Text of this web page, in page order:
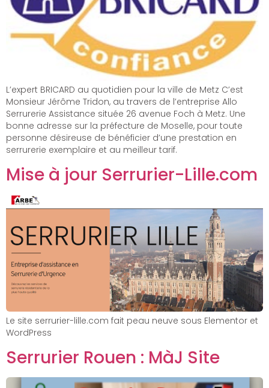
L’expert BRICARD au quotidien pour la ville de Metz C’est
Monsieur Jérôme Tridon, au travers de l’entreprise Allo
Serrurerie Assistance située 26 avenue Foch à Metz. Une
bonne adresse sur la préfecture de Moselle, pour toute
personne désireuse de bénéficier d’une prestation en
serrurerie exemplaire et au meilleur tarif.
Mise à jour Serrurier-Lille.com
Le site serrurier-lille.com fait peau neuve sous Elementor et
WordPress
Serrurier Rouen : MàJ Site